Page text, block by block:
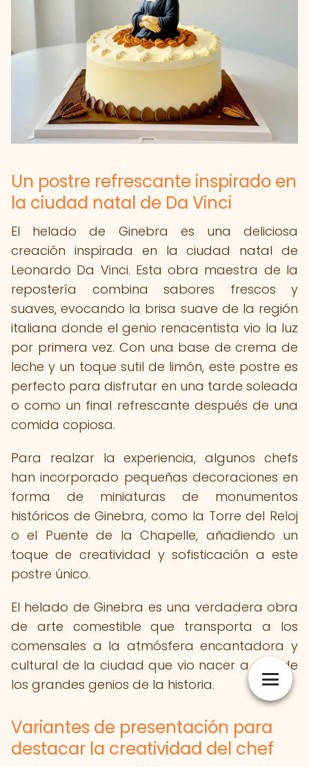
Un postre refrescante inspirado en
la ciudad natal de Da Vinci
El helado de Ginebra es una deliciosa
creación inspirada en la ciudad natal de
Leonardo Da Vinci. Esta obra maestra de la
repostería combina sabores frescos y
suaves, evocando la brisa suave de la región
italiana donde el genio renacentista vio la luz
por primera vez. Con una base de crema de
leche y un toque sutil de limón, este postre es
perfecto para disfrutar en una tarde soleada
o como un final refrescante después de una
comida copiosa.
Para realzar la experiencia, algunos chefs
han incorporado pequeñas decoraciones en
forma de miniaturas de monumentos
históricos de Ginebra, como la Torre del Reloj
o el Puente de la Chapelle, añadiendo un
toque de creatividad y sofisticación a este
postre único.
El helado de Ginebra es una verdadera obra
de arte comestible que transporta a los
comensales a la atmósfera encantadora y
cultural de la ciudad que vio nacer a uno de
los grandes genios de la historia.
Variantes de presentación para
destacar la creatividad del chef